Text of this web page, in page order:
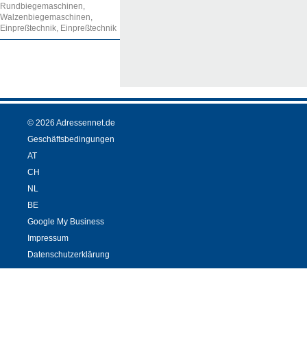
Rundbiegemaschinen,
Walzenbiegemaschinen,
Einpreßtechnik, Einpreßtechnik
© 2026 Adressennet.de
Geschäftsbedingungen
AT
CH
NL
BE
Google My Business
Impressum
Datenschutzerklärung